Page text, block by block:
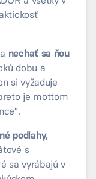
nechať sa ňou
dobu a
si vyžaduje
je mottom
podlahy,
s
sa vyrábajú v